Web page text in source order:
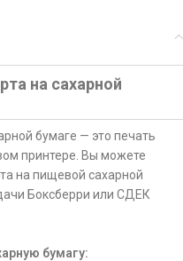
на сахарной
бумаге — это печать
принтере. Вы можете
на пищевой сахарной
Боксберри или СДЕК
бумагу: